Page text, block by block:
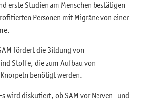
erste Studien am Menschen bestätigen
Personen mit Migräne von einer
fördert die Bildung von
Stoffe, die zum Aufbau von
benötigt werden.
wird diskutiert, ob SAM vor Nerven- und